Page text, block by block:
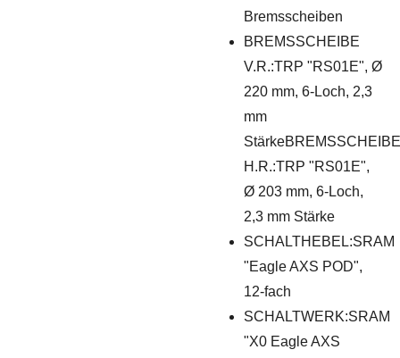
Bremsscheiben
BREMSSCHEIBE
V.R.:TRP "RS01E", Ø
220 mm, 6-Loch, 2,3
mm
StärkeBREMSSCHEIBE
H.R.:TRP "RS01E",
Ø 203 mm, 6-Loch,
2,3 mm Stärke
SCHALTHEBEL:SRAM
"Eagle AXS POD",
12-fach
SCHALTWERK:SRAM
"X0 Eagle AXS